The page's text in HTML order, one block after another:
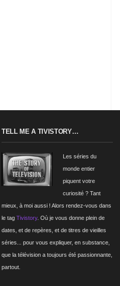
TELL ME A TIVISTORY…
Les séries du
monde entier
piquent votre
curiosité ? Tant
mieux, à moi aussi ! Alors rendez-vous dans
le tag Tivistory. Où je vous donne plein de
dates, et de repères, et de titres de vieilles
séries... pour vous expliquer, en substance,
que la télévision a toujours été passionnante,
partout.